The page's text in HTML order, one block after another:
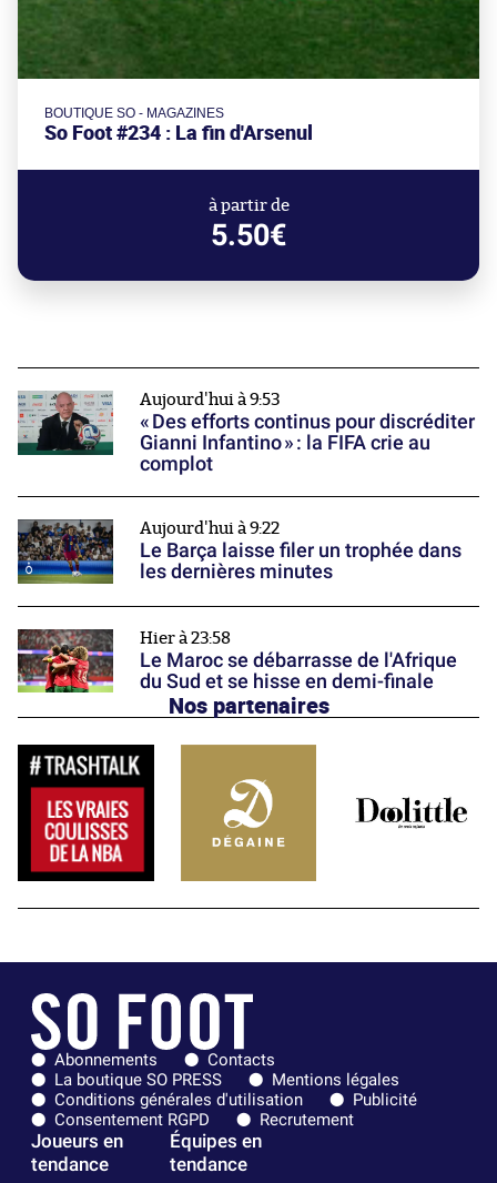
BOUTIQUE SO - MAGAZINES
So Foot #234 : La fin d'Arsenul
à partir de
5.50€
Aujourd'hui à 9:53
« Des efforts continus pour discréditer
Gianni Infantino » : la FIFA crie au
complot
Aujourd'hui à 9:22
Le Barça laisse filer un trophée dans
les dernières minutes
Hier à 23:58
Le Maroc se débarrasse de l'Afrique
du Sud et se hisse en demi-finale
Nos partenaires
Abonnements
Contacts
La boutique SO PRESS
Mentions légales
Conditions générales d'utilisation
Publicité
Consentement RGPD
Recrutement
Joueurs en
tendance
Équipes en
tendance